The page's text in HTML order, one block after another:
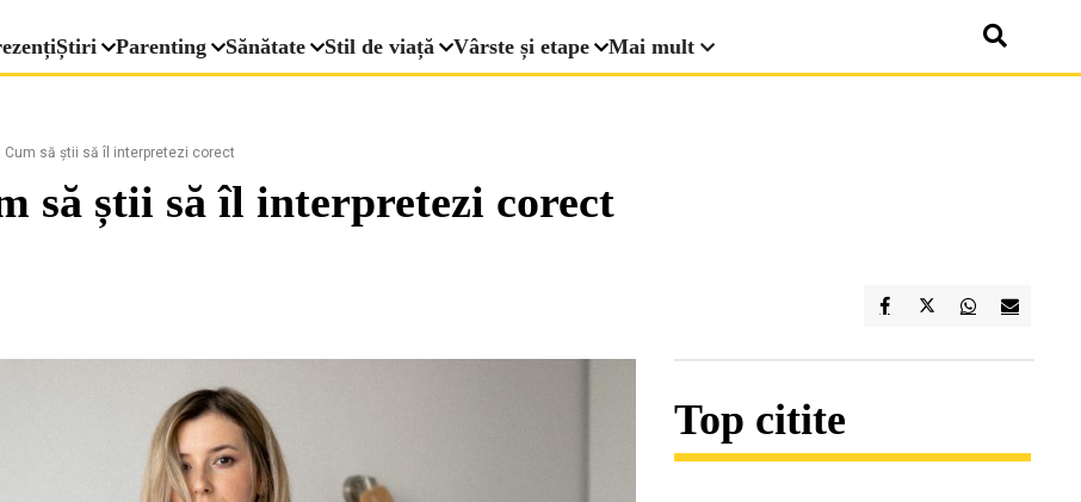
Știri Parenting Sănătate Stil de viață Vârste și etape Mai mult
Cum să știi să îl interpretezi corect
să știi să îl interpretezi corect
Top citite